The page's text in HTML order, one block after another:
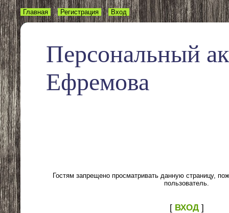
Персональный
Ефремова
Главная Регистрация Вход
Гостям запрещено просматривать данную страницу,
пользователь.
[ ВХОД]